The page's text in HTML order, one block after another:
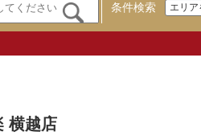
条件検索
横越店